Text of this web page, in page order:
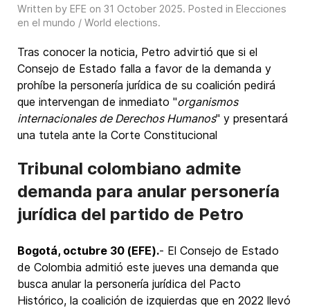
Written by EFE on 31 October 2025. Posted in Elecciones
en el mundo / World elections.
Tras conocer la noticia, Petro advirtió que si el
Consejo de Estado falla a favor de la demanda y
prohíbe la personería jurídica de su coalición pedirá
que intervengan de inmediato "organismos
internacionales de Derechos Humanos" y presentará
una tutela ante la Corte Constitucional
Tribunal colombiano admite
demanda para anular personería
jurídica del partido de Petro
Bogotá, octubre 30 (EFE).- El Consejo de Estado
de Colombia admitió este jueves una demanda que
busca anular la personería jurídica del Pacto
Histórico, la coalición de izquierdas que en 2022 llevó